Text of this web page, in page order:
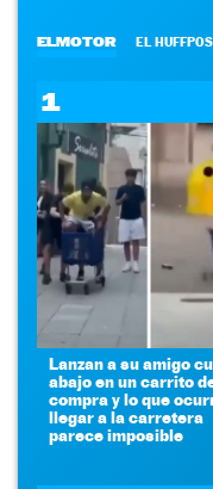
ELMOTOR EL
1
Lanzan a su amigo
abajo en un carrito
compra y lo que
llegar a la carretera
parece imposible